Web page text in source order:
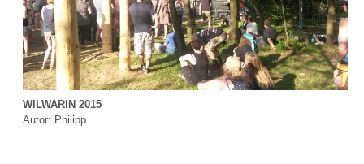
WILWARIN 2015
Autor: Philipp